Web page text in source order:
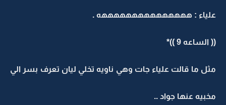
علياء : هههههههههههههههه .
(( الساعه 9 ))*
مثل ما قالت علياء جات وهي ناويه تخلي ليان تعرف بسر الي
مخبيه عنها جواد ..